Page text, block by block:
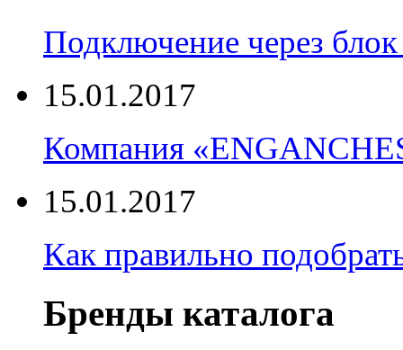
Подключение через
15.01.2017
Компания
15.01.2017
Как правильно
Бренды каталога